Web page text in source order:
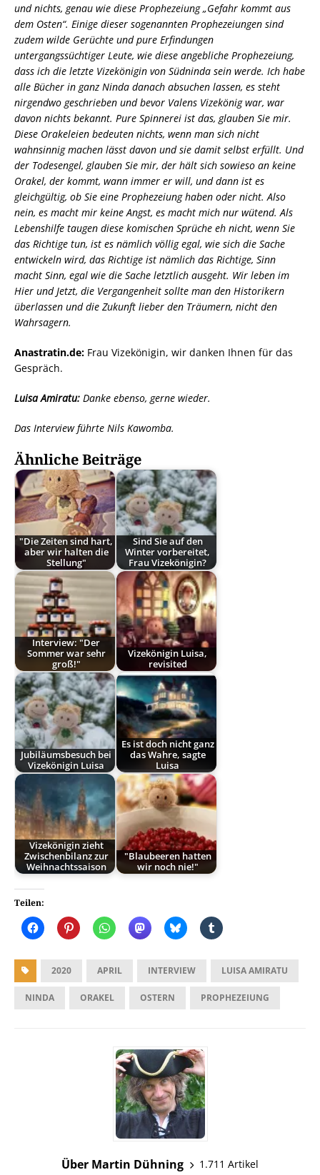
und nichts, genau wie diese Prophezeiung „Gefahr kommt aus
dem Osten“. Einige dieser sogenannten Prophezeiungen sind
zudem wilde Gerüchte und pure Erfindungen
untergangssüchtiger Leute, wie diese angebliche Prophezeiung,
dass ich die letzte Vizekönigin von Südninda sein werde. Ich habe
alle Bücher in ganz Ninda danach absuchen lassen, es steht
nirgendwo geschrieben und bevor Valens Vizekönig war, war
davon nichts bekannt. Pure Spinnerei ist das, glauben Sie mir.
Diese Orakeleien bedeuten nichts, wenn man sich nicht
wahnsinnig machen lässt davon und sie damit selbst erfüllt. Und
der Todesengel, glauben Sie mir, der hält sich sowieso an keine
Orakel, der kommt, wann immer er will, und dann ist es
gleichgültig, ob Sie eine Prophezeiung haben oder nicht. Also
nein, es macht mir keine Angst, es macht mich nur wütend. Als
Lebenshilfe taugen diese komischen Sprüche eh nicht, wenn Sie
das Richtige tun, ist es nämlich völlig egal, wie sich die Sache
entwickeln wird, das Richtige ist nämlich das Richtige, Sinn
macht Sinn, egal wie die Sache letztlich ausgeht. Wir leben im
Hier und Jetzt, die Vergangenheit sollte man den Historikern
überlassen und die Zukunft lieber den Träumern, nicht den
Wahrsagern.
Anastratin.de: Frau Vizekönigin, wir danken Ihnen für das
Gespräch.
Luisa Amiratu: Danke ebenso, gerne wieder.
Das Interview führte Nils Kawomba.
Ähnliche Beiträge
"Die Zeiten sind hart,
aber wir halten die
Stellung"
Sind Sie auf den
Winter vorbereitet,
Frau Vizekönigin?
Interview: "Der
Sommer war sehr
groß!"
Vizekönigin Luisa,
revisited
Jubiläumsbesuch bei
Vizekönigin Luisa
Es ist doch nicht ganz
das Wahre, sagte
Luisa
Vizekönigin zieht
Zwischenbilanz zur
Weihnachtssaison
"Blaubeeren hatten
wir noch nie!"
Teilen:
2020 APRIL INTERVIEW LUISA AMIRATU
NINDA ORAKEL OSTERN PROPHEZEIUNG
Über Martin Dühning 1.711 Artikel